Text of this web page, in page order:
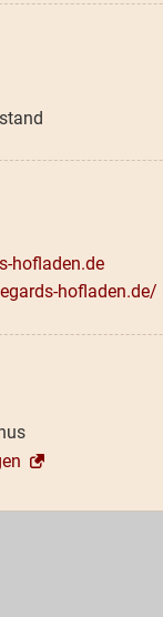
hofladen.de
hofladen.de/